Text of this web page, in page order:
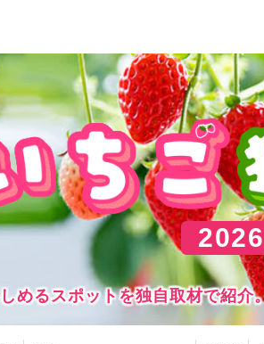
2026
めるスポットを独自取材で紹